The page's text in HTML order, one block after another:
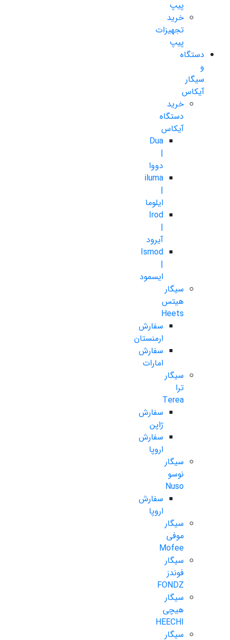
پیپ
خرید
تجهیزات
پیپ
دستگاه
و
سیگار
آیکاس
خرید
دستگاه
آیکاس
Dua
|
دووا
iluma
|
ایلوما
Irod
|
آیرود
Ismod
|
ایسمود
سیگار
هیتس
Heets
سفارش
ارمنستان
سفارش
امارات
سیگار
ترا
Terea
سفارش
ژاپن
سفارش
اروپا
سیگار
نوسو
Nuso
سفارش
اروپا
سیگار
موفی
Mofee
سیگار
فوندز
FONDZ
سیگار
هیچی
HEECHI
سیگار